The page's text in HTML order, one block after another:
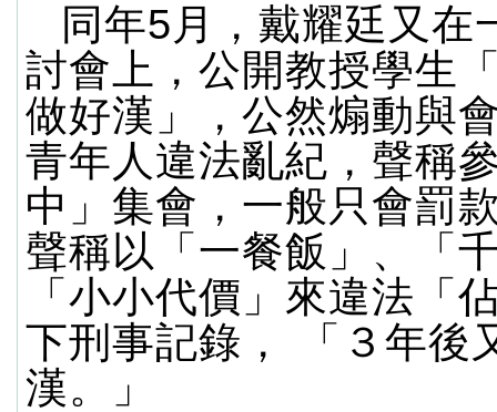
同年5月，戴耀廷又在
討會上，公開教授學生
做好漢」，公然煽動與
青年人違法亂紀，聲稱
中」集會，一般只會罰
聲稱以「一餐飯」、「
「小小代價」來違法「
下刑事記錄， 「３年後
漢。」